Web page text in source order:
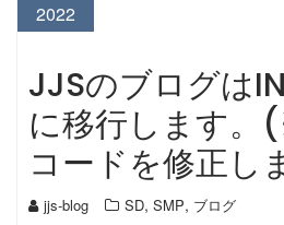
2022
JJSのブログは
に移行します。
コードを修正し
jjs-blog SD, SMP, ブログ